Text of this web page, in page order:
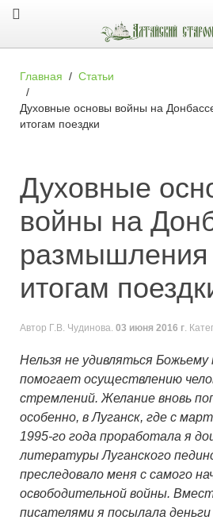
Главная Статьи
Духовные основы войны на
итогам поездки
Духовные
войны на
размышления
итогам
Автор Г.В. Чудинова. 03 июня 2016 г.
Нельзя не удивляться
помогает осуществлению
стремлений. Желание вновь
особенно, в Луганск, где с
1995-го года проработала я
литературы Луганского
преследовало меня с самого
освободительной войны.
писателями я посылала